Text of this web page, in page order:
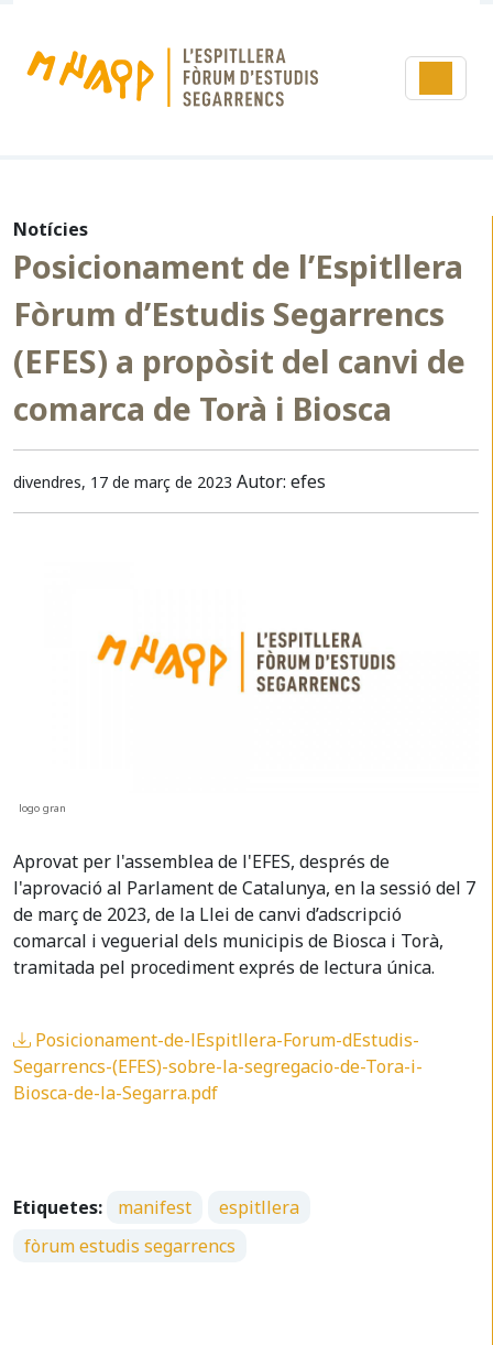
Notícies
Posicionament de l’Espitllera
Fòrum d’Estudis Segarrencs
(EFES) a propòsit del canvi de
comarca de Torà i Biosca
divendres, 17 de març de 2023 Autor: efes
logo gran
Aprovat per l'assemblea de l'EFES, després de
l'aprovació al Parlament de Catalunya, en la sessió del 7
de març de 2023, de la Llei de canvi d’adscripció
comarcal i veguerial dels municipis de Biosca i Torà,
tramitada pel procediment exprés de lectura única.
Posicionament-de-lEspitllera-Forum-dEstudis-
Segarrencs-(EFES)-sobre-la-segregacio-de-Tora-i-
Biosca-de-la-Segarra.pdf
Etiquetes: manifest
espitllera
fòrum estudis segarrencs